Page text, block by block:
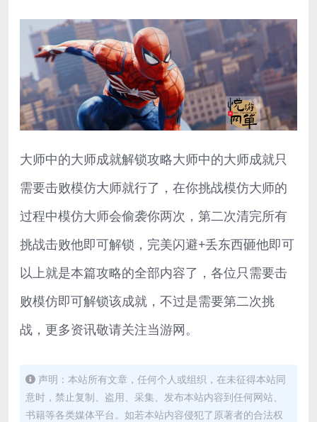
大师中的大师成就解锁攻略大师中的大师成就只
需要击败模仿大师就行了，在你挑战模仿大师的
过程中模仿大师会偷袭你两次，第二次清完所有
挑战击败他即可解锁，完美闪避+丢东西砸他即可
以上就是本篇攻略的全部内容了，各位只需要击
败模仿即可解锁该成就，不过是需要第二次挑
战，更多资讯敬请关注当游网。
声明：本站所有文章，任何个人或组织，在未征得本站同
意时，禁止复制、盗用、采集、发布本站内容到任何网站、
书籍等各类媒体平台。如若本站内容侵犯了原著者的合法权